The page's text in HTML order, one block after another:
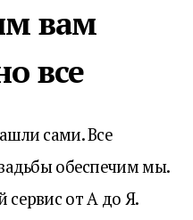
вам
все
сами. Все
обеспечим мы.
сервис от А до Я.